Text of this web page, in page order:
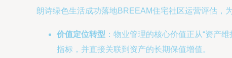
朗诗绿色生活成功落地BREEAM住宅社区运营评估，
价值定位转型 ：物业管理的核心价值正从“资产
指标，并直接关联到资产的长期保值增值。